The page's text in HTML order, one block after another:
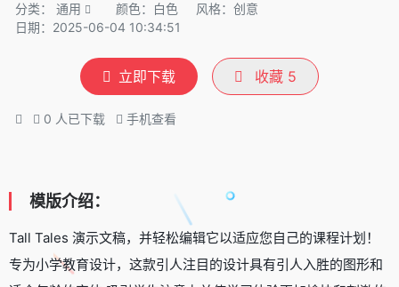
分类： 通用 颜色：白色
风格：创意
日期：2025-06-04 10:34:51
立即下载 收藏 5
0 人已下载 手机查看
模版介绍：
Tall Tales 演示文稿，并轻松编辑它以适应您自己的课程计划！
专为小学教育设计，这款引人注目的设计具有引人入胜的图形和